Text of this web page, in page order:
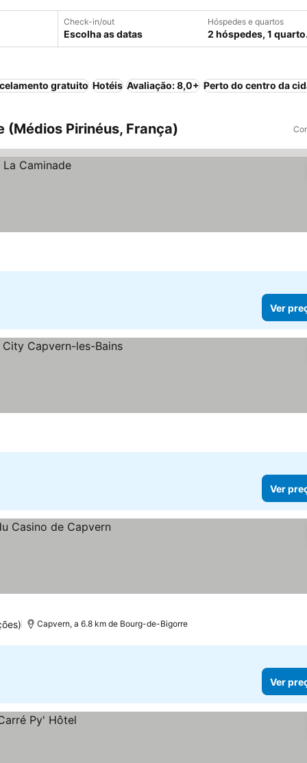
Check-in/out
Escolha as datas
Hóspedes e quartos
2 hóspedes, 1
gratuito Hotéis Avaliação: 8,0+ Perto do centro da
(Médios Pirinéus, França)
Ver
Ver
Capvern, a 6.8 km de Bourg-de-Bigorre
Ver